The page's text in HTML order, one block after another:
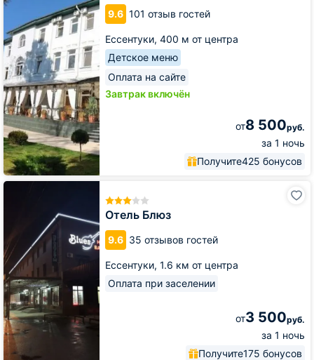
9.6 101 отзыв гостей
Ессентуки, 400 м от центра
Детское меню
Оплата на сайте
Завтрак включён
от8 500руб.
за 1 ночь
Получите425 бонусов
Отель Блюз
9.6 35 отзывов гостей
Ессентуки, 1.6 км от центра
Оплата при заселении
от3 500руб.
за 1 ночь
Получите175 бонусов
Отель